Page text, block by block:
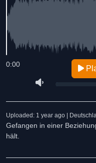
0:00
Uploaded: 1 year ago |
Gefangen in einer
hält.